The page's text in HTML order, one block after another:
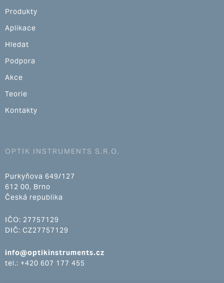
Produkty
Aplikace
Hledat
Podpora
Akce
Teorie
Kontakty
OPTIK INSTRUMENTS S.R.O.
Purkyňova 649/127
612 00, Brno
Česká republika
IČO: 27757129
DIČ: CZ27757129
info@optikinstruments.cz
tel.: +420 607 177 455